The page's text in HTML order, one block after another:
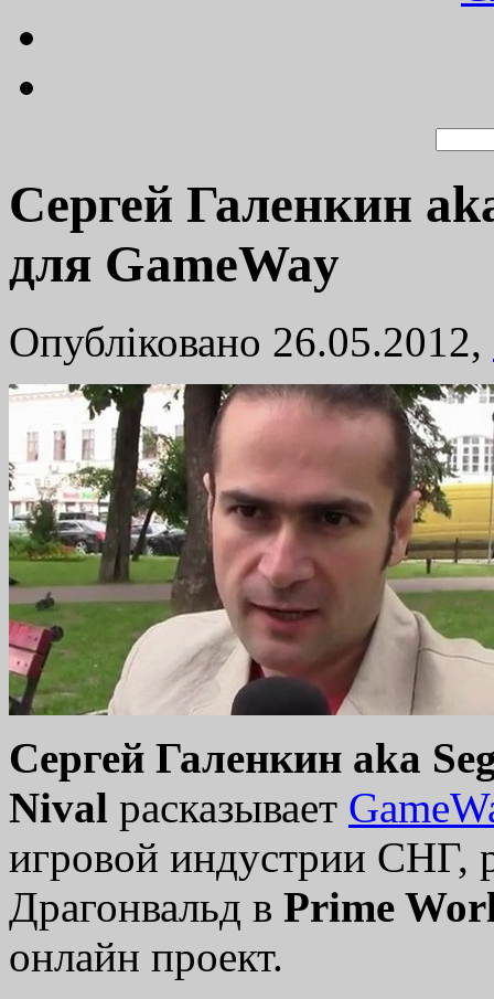
Cергей Галенкин
для GameWay
Опубліковано 26.05.2012,
Cергей Галенкин aka
Nival расказывает
игровой индустрии СНГ,
Драгонвальд в Prime
онлайн проект.